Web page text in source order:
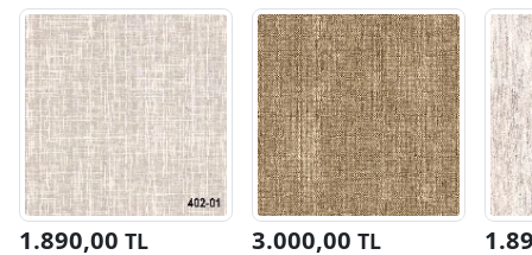
1.890,00 TL 3.000,00 TL